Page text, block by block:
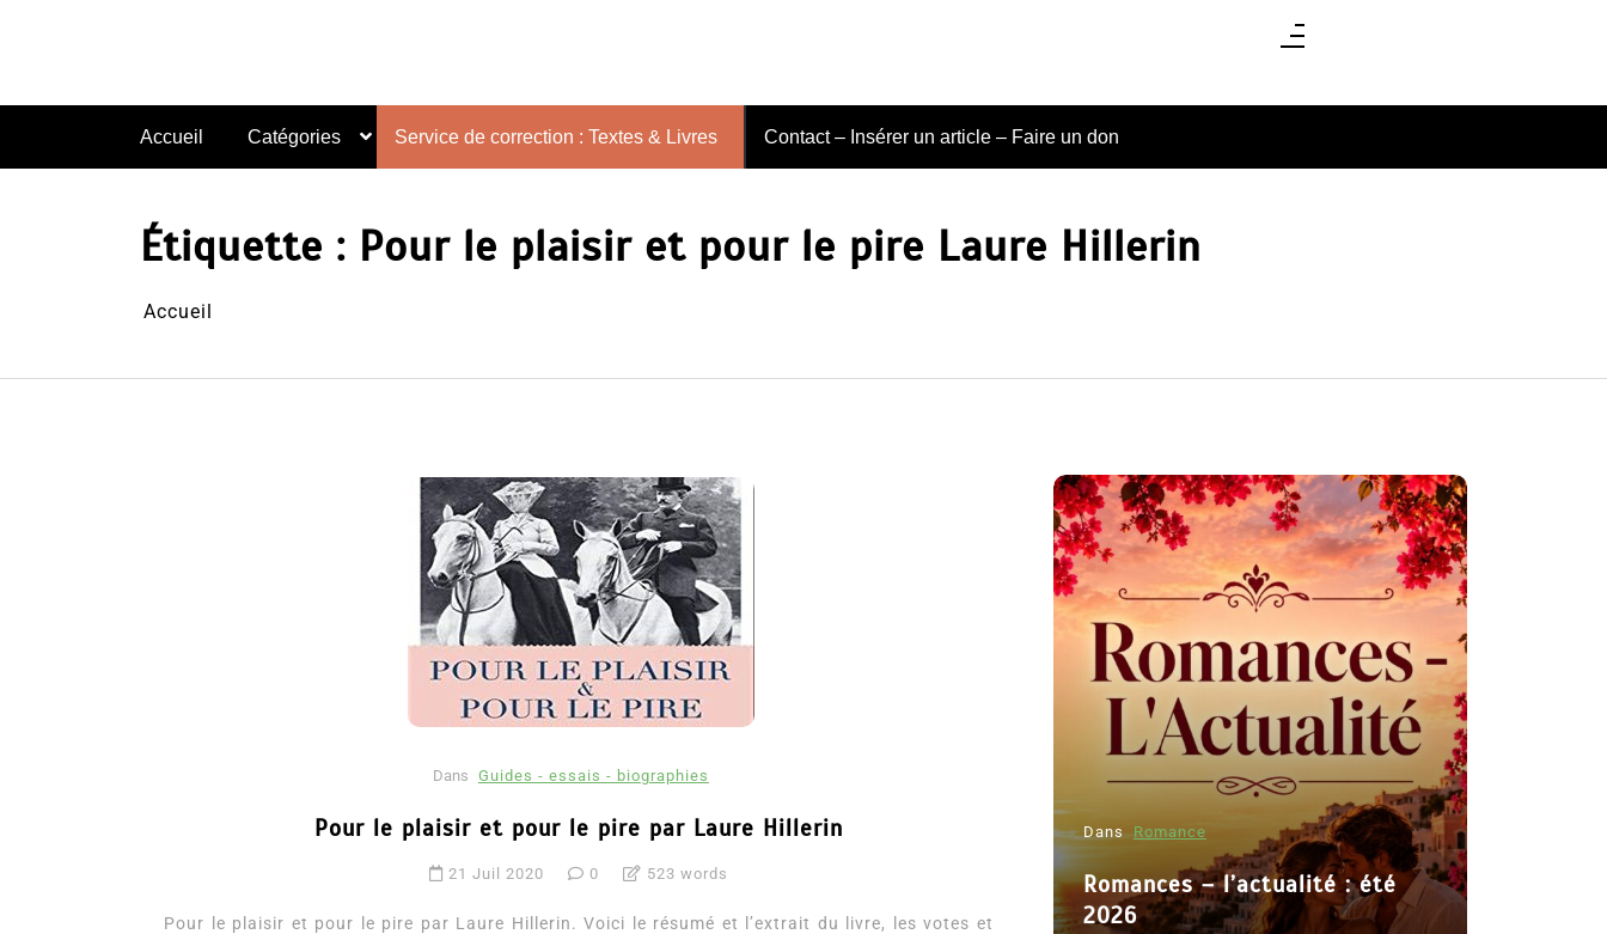
Accueil Catégories Service de correction : Textes & Livres Contact – Insérer un article – Faire un don
Étiquette : Pour le plaisir et pour le pire Laure Hillerin
Accueil
Dans Guides - essais - biographies
Pour le plaisir et pour le pire par Laure Hillerin
21 Juil 2020 0 523 words
Pour le plaisir et pour le pire par Laure Hillerin. Voici le résumé et l’extrait du livre, les votes et
Romance
Romances – l’actualité : été
2026
Dans Romance
Romances – l’actualité : été
2026